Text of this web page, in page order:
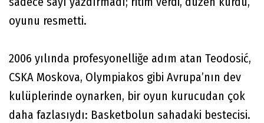
oyunu resmetti.
2006 yılında profesyonelliğe adım atan Teodosić,
CSKA Moskova, Olympiakos gibi Avrupa’nın dev
kulüplerinde oynarken, bir oyun kurucudan çok
daha fazlasıydı: Basketbolun sahadaki bestecisi.